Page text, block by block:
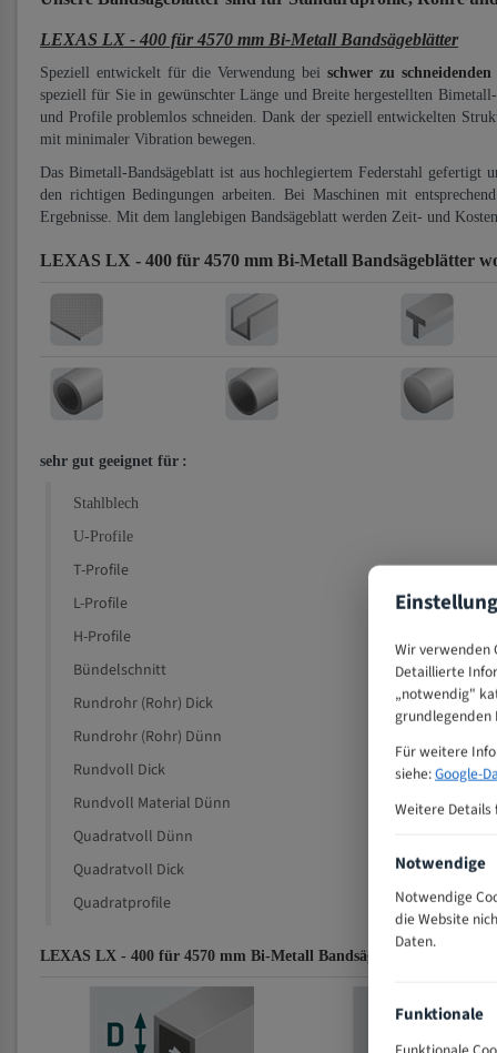
LEXAS LX - 400 für 4570 mm Bi-Metall Bandsägeblätter
Speziell entwickelt für die Verwendung bei schwer zu
speziell für Sie in gewünschter Länge und Breite hergestellten
und Profile problemlos schneiden. Dank der speziell entwickelten
mit minimaler Vibration bewegen.
Das Bimetall-Bandsägeblatt ist aus hochlegiertem Federstahl
den richtigen Bedingungen arbeiten. Bei Maschinen mit
Ergebnisse. Mit dem langlebigen Bandsägeblatt werden Zeit- und
LEXAS LX - 400 für 4570 mm Bi-Metall Bandsägeblätter
sehr gut geeignet für :
Stahlblech
U-Profile
T-Profile
L-Profile
H-Profile
Bündelschnitt
Rundrohr (Rohr) Dick
Rundrohr (Rohr) Dünn
Rundvoll Dick
Rundvoll Material Dünn
Quadratvoll Dünn
Quadratvoll Dick
Quadratprofile
LEXAS LX - 400 für 4570 mm Bi-Metall Bandsägeblätter
Wir verwenden
Detaillierte
„notwendig"
grundlegenden
Für weitere
siehe:Google-
Weitere Details
Notwendige
Notwendige
die Website
Daten.
Funktionale